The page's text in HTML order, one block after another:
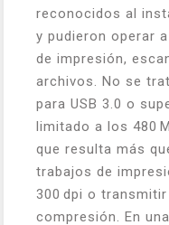
reconocidos al
y pudieron operar
de impresión,
archivos. No se
para USB 3.0 o
limitado a los 480
que resulta más
trabajos de
300 dpi o
compresión. En